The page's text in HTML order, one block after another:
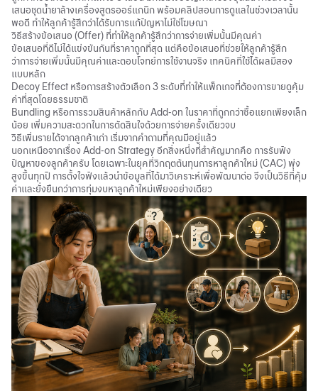
เสนอชุดน้ำยาล้างเครื่องสูตรออร์แกนิก พร้อมคลิปสอนการดูแลในช่วงเวลานั้น
พอดี ทำให้ลูกค้ารู้สึกว่าได้รับการแก้ปัญหาไม่ใช่โฆษณา
วิธีสร้างข้อเสนอ (Offer) ที่ทำให้ลูกค้ารู้สึกว่าการจ่ายเพิ่มนั้นมีคุณค่า
ข้อเสนอที่ดีไม่ได้แข่งขันกันที่ราคาถูกที่สุด แต่คือข้อเสนอที่ช่วยให้ลูกค้ารู้สึก
ว่าการจ่ายเพิ่มนั้นมีคุณค่าและตอบโจทย์การใช้งานจริง เทคนิคที่ใช้ได้ผลมีสอง
แบบหลัก
Decoy Effect หรือการสร้างตัวเลือก 3 ระดับที่ทำให้แพ็กเกจที่ต้องการขายดูคุ้ม
ค่าที่สุดโดยธรรมชาติ
Bundling หรือการรวมสินค้าหลักกับ Add-on ในราคาที่ถูกกว่าซื้อแยกเพียงเล็ก
น้อย เพิ่มความสะดวกในการตัดสินใจด้วยการจ่ายครั้งเดียวจบ
วิธีเพิ่มรายได้จากลูกค้าเก่า เริ่มจากคำถามที่คุณมีอยู่แล้ว
นอกเหนือจากเรื่อง Add-on Strategy อีกสิ่งหนึ่งที่สำคัญมากคือ การรับฟัง
ปัญหาของลูกค้าครับ โดยเฉพาะในยุคที่วิกฤตต้นทุนการหาลูกค้าใหม่ (CAC) พุ่ง
สูงขึ้นทุกปี การตั้งใจฟังแล้วนำข้อมูลที่ได้มาวิเคราะห์เพื่อพัฒนาต่อ จึงเป็นวิธีที่คุ้ม
ค่าและยั่งยืนกว่าการทุ่มงบหาลูกค้าใหม่เพียงอย่างเดียว